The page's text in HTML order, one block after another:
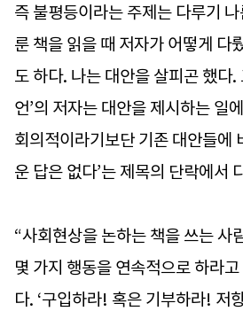
즉 불평등이라는 주제는 다루기
룬 책을 읽을 때 저자가 어떻게 다
도 하다. 나는 대안을 살피곤 했다.
언’의 저자는 대안을 제시하는 일
회의적이라기보단 기존 대안들에
운 답은 없다’는 제목의 단락에서
“사회현상을 논하는 책을 쓰는 사
몇 가지 행동을 연속적으로 하라
다. ‘구입하라! 혹은 기부하라! 저